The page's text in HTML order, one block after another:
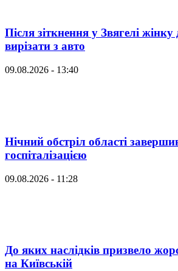
Після зіткнення у Звягелі жінку
вирізати з авто
09.08.2026 - 13:40
Нічний обстріл області
госпіталізацією
09.08.2026 - 11:28
До яких наслідків призвело
на Київській